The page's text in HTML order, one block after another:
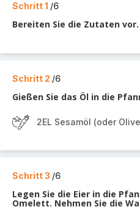
Schritt 1 /6
Bereiten Sie die Zutaten vor.
Schritt 2 /6
Gießen Sie das Öl in die
2EL Sesamöl (oder
Schritt 3 /6
Legen Sie die Eier in die
Omelett. Nehmen Sie die